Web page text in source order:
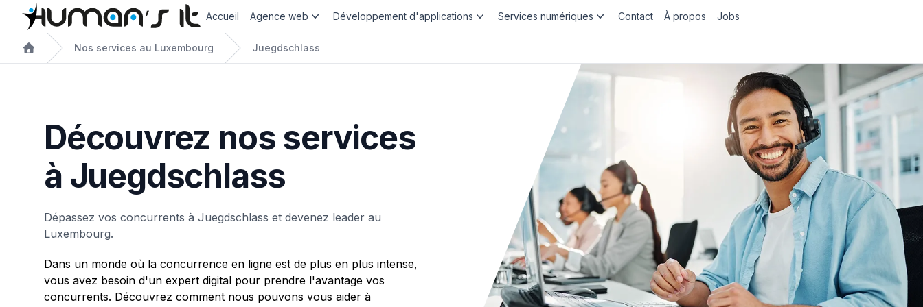
Accueil Agence web Développement d'applications Services numériques Contact À propos Jobs
Nos services au Luxembourg Juegdschlass
Découvrez nos services
à Juegdschlass
Dépassez vos concurrents à Juegdschlass et devenez leader au
Luxembourg.
Dans un monde où la concurrence en ligne est de plus en plus intense,
vous avez besoin d'un expert digital pour prendre l'avantage vos
concurrents. Découvrez comment nous pouvons vous aider à